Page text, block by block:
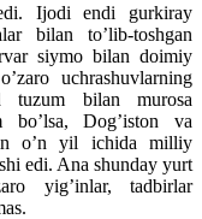
Ijodi endi gurkiray
bilan to’lib-toshgan
siymo bilan doimiy
uchrashuvlarning
tuzum bilan murosa
Dog’iston va
o’n yil ichida milliy
edi. Ana shunday yurt
yig’inlar, tadbirlar